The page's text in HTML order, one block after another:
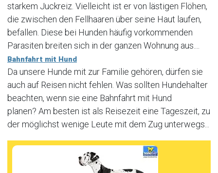
starkem Juckreiz. Vielleicht ist er von lästigen Flöhen,
die zwischen den Fellhaaren über seine Haut laufen,
befallen. Diese bei Hunden häufig vorkommenden
Parasiten breiten sich in der ganzen Wohnung aus....
Bahnfahrt mit Hund
Da unsere Hunde mit zur Familie gehören, dürfen sie
auch auf Reisen nicht fehlen. Was sollten Hundehalter
beachten, wenn sie eine Bahnfahrt mit Hund
planen? Am besten ist als Reisezeit eine Tageszeit, zu
der möglichst wenige Leute mit dem Zug unterwegs...